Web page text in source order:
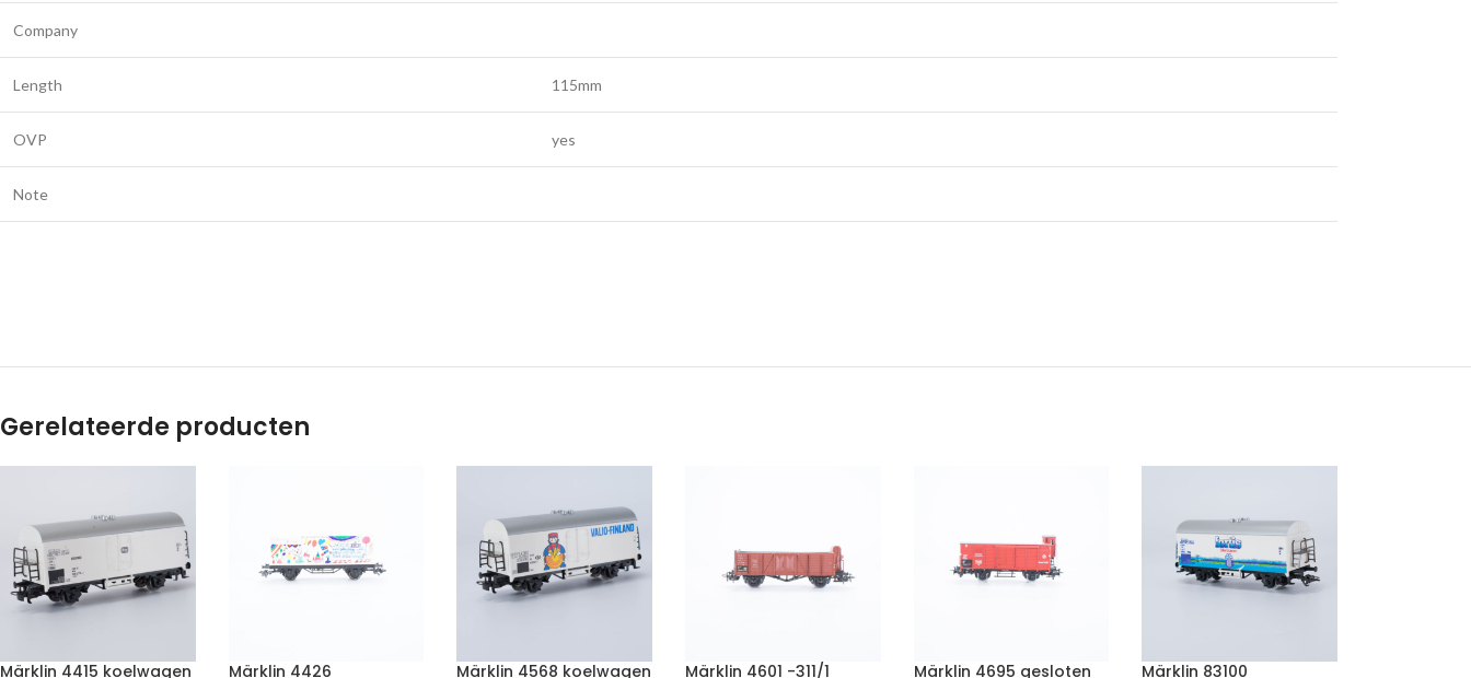
Company
Length 115mm
OVP yes
Note
Gerelateerde producten
Märklin 4415 koelwagen
Märklin 4426
Märklin 4568 koelwagen
Märklin 4601 -311/1
Märklin 4695 gesloten
Märklin 83100